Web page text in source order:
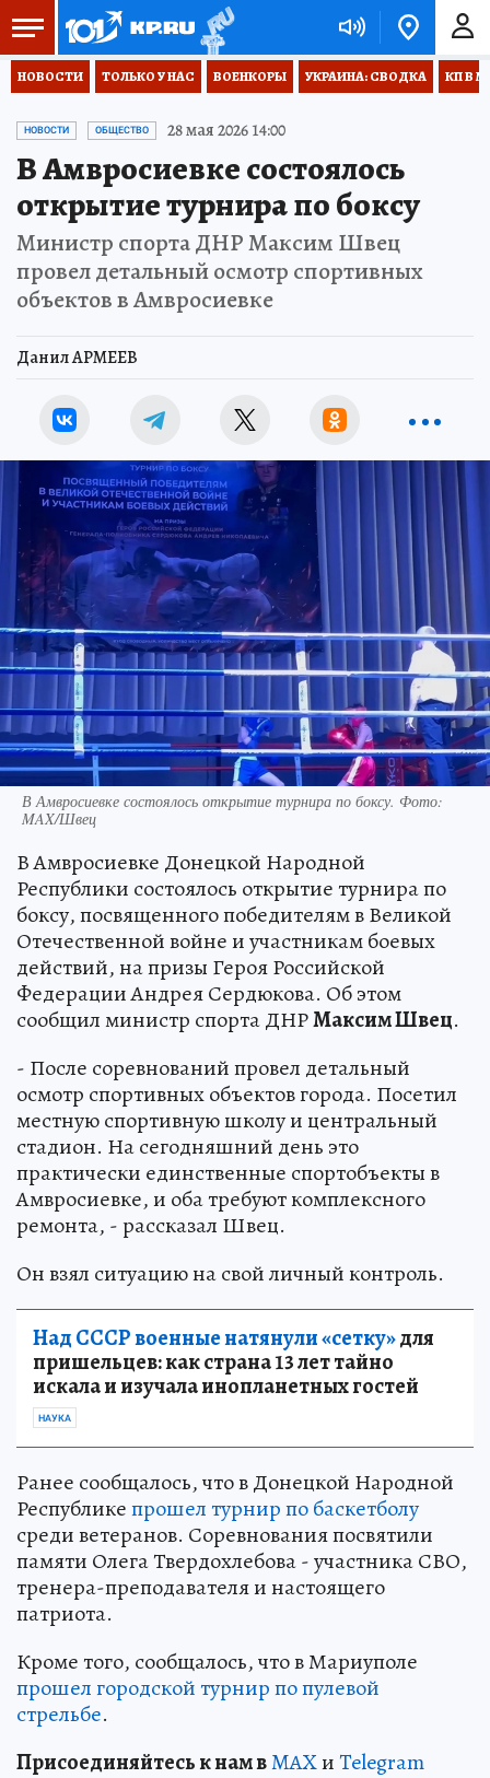
НОВОСТИ ТОЛЬКО У НАС ВОЕНКОРЫ УКРАИНА: СВОДКА КП В
НОВОСТИ ОБЩЕСТВО 28 мая 2026 14:00
В Амвросиевке состоялось
открытие турнира по боксу
Министр спорта ДНР Максим Швец
провел детальный осмотр спортивных
объектов в Амвросиевке
Данил АРМЕЕВ
В Амвросиевке состоялось открытие турнира по боксу. Фото:
MAX/Швец
В Амвросиевке Донецкой Народной
Республики состоялось открытие турнира по
боксу, посвященного победителям в Великой
Отечественной войне и участникам боевых
действий, на призы Героя Российской
Федерации Андрея Сердюкова. Об этом
сообщил министр спорта ДНРМаксим Швец.
- После соревнований провел детальный
осмотр спортивных объектов города. Посетил
местную спортивную школу и центральный
стадион. На сегодняшний день это
практически единственные спортобъекты в
Амвросиевке, и оба требуют комплексного
ремонта, - рассказал Швец.
Он взял ситуацию на свой личный контроль.
Над СССР военные натянули «сетку»для
пришельцев: как страна 13 лет тайно
искала и изучала инопланетных гостей
НАУКА
Ранее сообщалось, что в Донецкой Народной
Республикепрошел турнир по баскетболу
среди ветеранов. Соревнования посвятили
памяти Олега Твердохлебова - участника СВО,
тренера-преподавателя и настоящего
патриота.
Кроме того, сообщалось, что в Мариуполе
прошел городской турнир по пулевой
стрельбе.
Присоединяйтесь к нам вMAXиTelegram